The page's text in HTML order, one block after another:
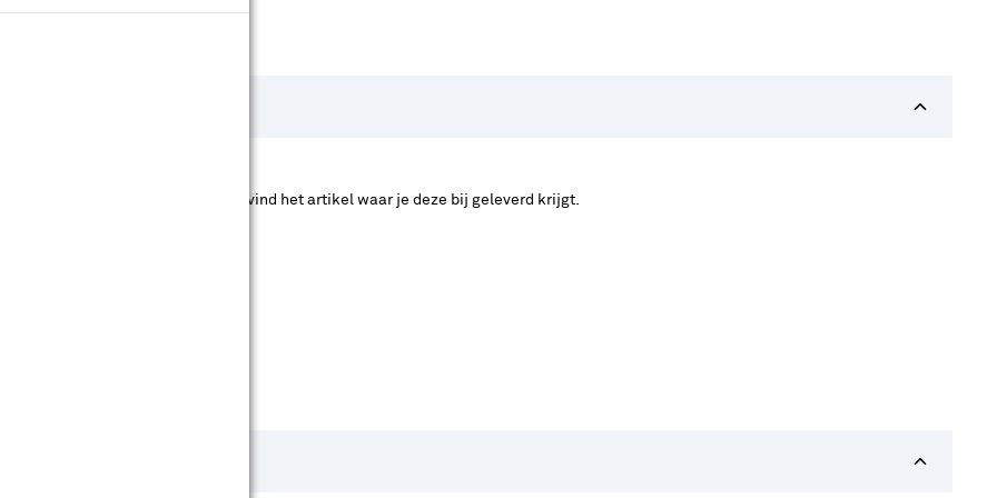
de accessoire die je zoekt en vind het artikel waar je deze bij geleverd krijgt.